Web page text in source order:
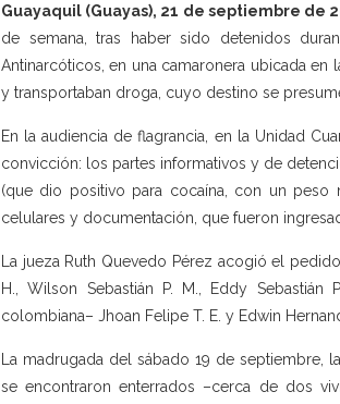
Guayaquil (Guayas), 21 de septiembre de
de semana, tras haber sido detenidos
Antinarcóticos, en una camaronera ubicada en
y transportaban droga, cuyo destino se
En la audiencia de flagrancia, en la Unidad
convicción: los partes informativos y de
(que dio positivo para cocaína, con un peso
celulares y documentación, que fueron
La jueza Ruth Quevedo Pérez acogió el
H., Wilson Sebastián P. M., Eddy
colombiana– Jhoan Felipe T. E. y Edwin
La madrugada del sábado 19 de septiembre,
se encontraron enterrados –cerca de dos